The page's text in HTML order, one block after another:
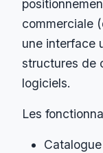
commerciale
une interface
structures de
logiciels.
Les